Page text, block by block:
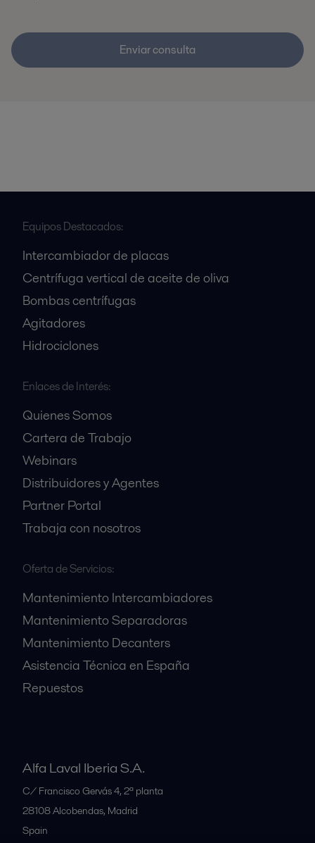
Enviar consulta
Equipos Destacados:
Intercambiador de placas
Centrífuga vertical de aceite de oliva
Bombas centrífugas
Agitadores
Hidrociclones
Enlaces de Interés:
Quienes Somos
Cartera de Trabajo
Webinars
Distribuidores y Agentes
Partner Portal
Trabaja con nosotros
Oferta de Servicios:
Mantenimiento Intercambiadores
Mantenimiento Separadoras
Mantenimiento Decanters
Asistencia Técnica en España
Repuestos
Alfa Laval Iberia S.A.
C/ Francisco Gervás 4, 2ª planta
28108Alcobendas, Madrid
Spain